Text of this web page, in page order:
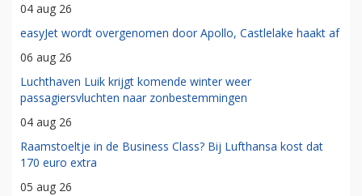
04 aug 26
easyJet wordt overgenomen door Apollo, Castlelake haakt af
06 aug 26
Luchthaven Luik krijgt komende winter weer
passagiersvluchten naar zonbestemmingen
04 aug 26
Raamstoeltje in de Business Class? Bij Lufthansa kost dat
170 euro extra
05 aug 26